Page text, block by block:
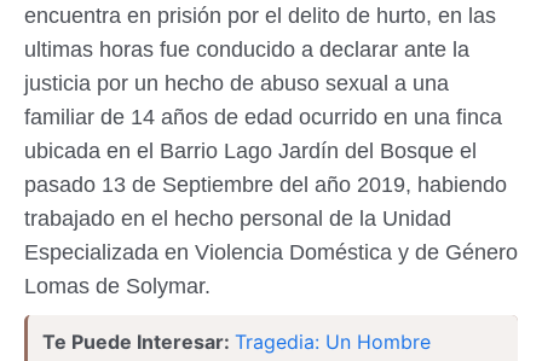
encuentra en prisión por el delito de hurto, en las
ultimas horas fue conducido a declarar ante la
justicia por un hecho de abuso sexual a una
familiar de 14 años de edad ocurrido en una finca
ubicada en el Barrio Lago Jardín del Bosque el
pasado 13 de Septiembre del año 2019, habiendo
trabajado en el hecho personal de la Unidad
Especializada en Violencia Doméstica y de Género
Lomas de Solymar.
Te Puede Interesar: Tragedia: Un Hombre